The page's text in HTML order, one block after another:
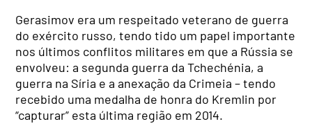
Gerasimov era um respeitado veterano de guerra
do exército russo, tendo tido um papel importante
nos últimos conflitos militares em que a Rússia se
envolveu: a segunda guerra da Tchechénia, a
guerra na Síria e a anexação da Crimeia – tendo
recebido uma medalha de honra do Kremlin por
“capturar” esta última região em 2014.